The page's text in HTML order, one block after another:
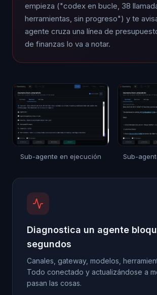
empieza ("codex en bucle, 38
herramientas, sin progreso") y te
agente cruza una línea de
de finanzas lo va a notar.
Sub-agente en ejecución Sub-
Diagnostica un agente
segundos
Canales, gateway, modelos,
Todo conectado y actualizándose a
pasan las cosas.